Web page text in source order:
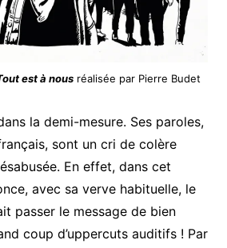
est à nousréalisée par Pierre Budet
la demi-mesure. Ses paroles,
sont un cri de colère
En effet, dans cet
avec sa verve habituelle, le
passer le message de bien
coup d’uppercuts auditifs ! Par